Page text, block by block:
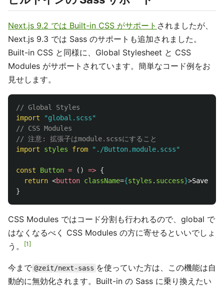
Next.js 9.2 では Built-in CSS がサポート されましたが、
Next.js 9.3 では Sass のサポートも追加されました。
Built-in CSS と同様に、Global Stylesheet と CSS
Modules がサポートされています。簡単なコード例をお
見せします。
// Global Styles
import
"global.scss"
// CSS Modules
// 注意: 拡張子はmodule.scssにすること
import
styles from " ./Button.module.scss"
const Button = () => {
return <button className={styles . success}>Save
}
CSS Modules ではコード分割も行われるので、global で
はなくなるべく CSS Modules の方に寄せるといいでしょ
う。
1
今まで @zeit/next-sass を使っていた方は、この機能は自
動的に無効化されます。Built-in の Sass に乗り換えたい